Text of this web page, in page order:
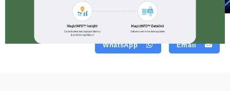
שיתוף מוצר
Email
WhatsApp